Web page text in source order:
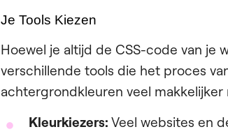
Je Tools Kiezen
Hoewel je altijd de CSS-code van je
verschillende tools die het proces
achtergrondkleuren veel makkelijker
Kleurkiezers: Veel websites en